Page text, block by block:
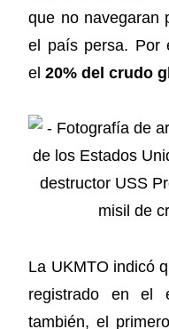
que no navegaran
el país persa. Por
el20% del crudo
La UKMTO indicó
registrado en el
también, el